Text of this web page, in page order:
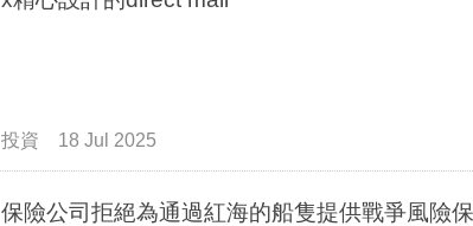
投資 18 Jul 2025
保險公司拒絕為通過紅海的船隻提供戰爭風險